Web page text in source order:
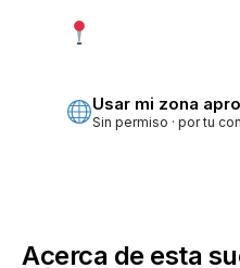
Usar mi zona
Sin permiso · por tu
Acerca de esta